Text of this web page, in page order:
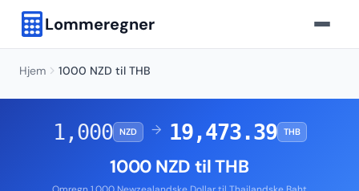
Lommeregner
Hjem 1000 NZD til THB
1,000 NZD → 19,473.39 THB
1000 NZD til THB